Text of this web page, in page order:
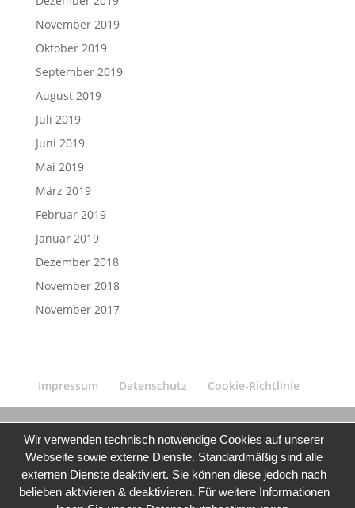
November 2019
Oktober 2019
September 2019
August 2019
Juli 2019
Juni 2019
Mai 2019
März 2019
Februar 2019
Januar 2019
Dezember 2018
November 2018
November 2017
Impressum Datenschutz Cookie-Richtlinie
Wir verwenden technisch notwendige Cookies auf unserer
Webseite sowie externe Dienste. Standardmäßig sind alle
externen Dienste deaktiviert. Sie können diese jedoch nach
belieben aktivieren & deaktivieren. Für weitere Informationen